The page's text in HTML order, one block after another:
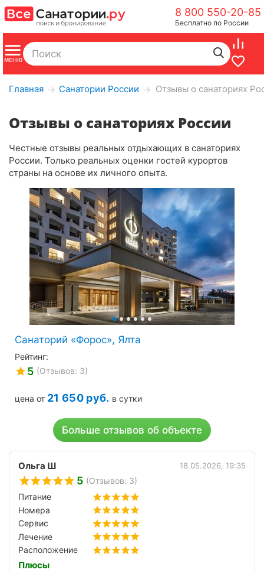
8 800 550-20-85
Бесплатно по России
Главная → Санатории России → Отзывы о санаториях
Отзывы о санаториях России
Честные отзывы реальных отдыхающих в санаториях
России. Только реальных оценки гостей курортов
страны на основе их личного опыта.
Санаторий «Форос», Ялта
Рейтинг:
5 (Отзывов: 3)
цена от 21 650 руб. в сутки
Больше отзывов об объекте
Ольга Ш 18.05.2026, 19:35
5 (Отзывов: 3)
Питание
Номера
Сервис
Лечение
Расположение
Плюсы